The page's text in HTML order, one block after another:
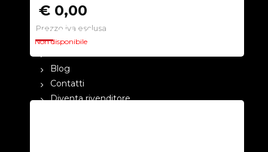
€ 0,00
Prezzo iva esclusa
Non disponibile
CHI SIAMO
Blog
Contatti
Diventa rivenditore